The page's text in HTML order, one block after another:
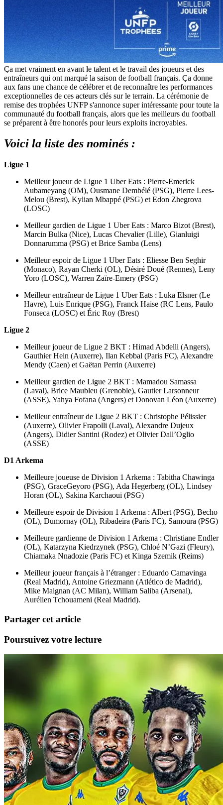
Ça met vraiment en avant le talent et le travail des joueurs et des
entraîneurs qui ont marqué la saison de football français. Ça donne
aux fans une chance de célébrer et de reconnaître les performances
exceptionnelles de ces acteurs clés sur le terrain. La cérémonie de
remise des trophées UNFP s'annonce super intéressante pour toute la
communauté du football français, alors que les meilleurs du football
se préparent à être honorés pour leurs exploits incroyables.
Voici la liste des nominés :
Ligue 1
Meilleur joueur de Ligue 1 Uber Eats : Pierre-Emerick
Aubameyang (OM), Ousmane Dembélé (PSG), Pierre Lees-
Melou (Brest), Kylian Mbappé (PSG) et Edon Zhegrova
(LOSC)
Meilleur gardien de Ligue 1 Uber Eats : Marco Bizot (Brest),
Marcin Bulka (Nice), Lucas Chevalier (Lille), Gianluigi
Donnarumma (PSG) et Brice Samba (Lens)
Meilleur espoir de Ligue 1 Uber Eats : Eliesse Ben Seghir
(Monaco), Rayan Cherki (OL), Désiré Doué (Rennes), Leny
Yoro (LOSC), Warren Zaïre-Emery (PSG)
Meilleur entraîneur de Ligue 1 Uber Eats : Luka Elsner (Le
Havre), Luis Enrique (PSG), Franck Haise (RC Lens, Paulo
Fonseca (LOSC) et Éric Roy (Brest)
Ligue 2
Meilleur joueur de Ligue 2 BKT : Himad Abdelli (Angers),
Gauthier Hein (Auxerre), Ilan Kebbal (Paris FC), Alexandre
Mendy (Caen) et Gaëtan Perrin (Auxerre)
Meilleur gardien de Ligue 2 BKT : Mamadou Samassa
(Laval), Brice Maubleu (Grenoble), Gautier Larsonneur
(ASSE), Yahya Fofana (Angers) et Donovan Léon (Auxerre)
Meilleur entraîneur de Ligue 2 BKT : Christophe Pélissier
(Auxerre), Olivier Frapolli (Laval), Alexandre Dujeux
(Angers), Didier Santini (Rodez) et Olivier Dall’Oglio
(ASSE)
D1 Arkema
Meilleure joueuse de Division 1 Arkema : Tabitha Chawinga
(PSG), GraceGeyoro (PSG), Ada Hegerberg (OL), Lindsey
Horan (OL), Sakina Karchaoui (PSG)
Meilleure espoir de Division 1 Arkema : Albert (PSG), Becho
(OL), Dumornay (OL), Ribadeira (Paris FC), Samoura (PSG)
Meilleure gardienne de Division 1 Arkema : Christiane Endler
(OL), Katarzyna Kiedrzynek (PSG), Chloé N’Gazi (Fleury),
Chiamaka Nnadozie (Paris FC) et Kinga Szemik (Reims)
Meilleur joueur français à l’étranger : Eduardo Camavinga
(Real Madrid), Antoine Griezmann (Atlético de Madrid),
Mike Maignan (AC Milan), William Saliba (Arsenal),
Aurélien Tchouameni (Real Madrid).
Partager cet article
Poursuivez votre lecture